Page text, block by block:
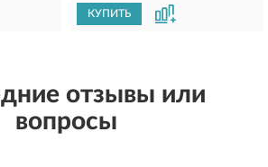
КУПИТЬ
отзывы или
вопросы